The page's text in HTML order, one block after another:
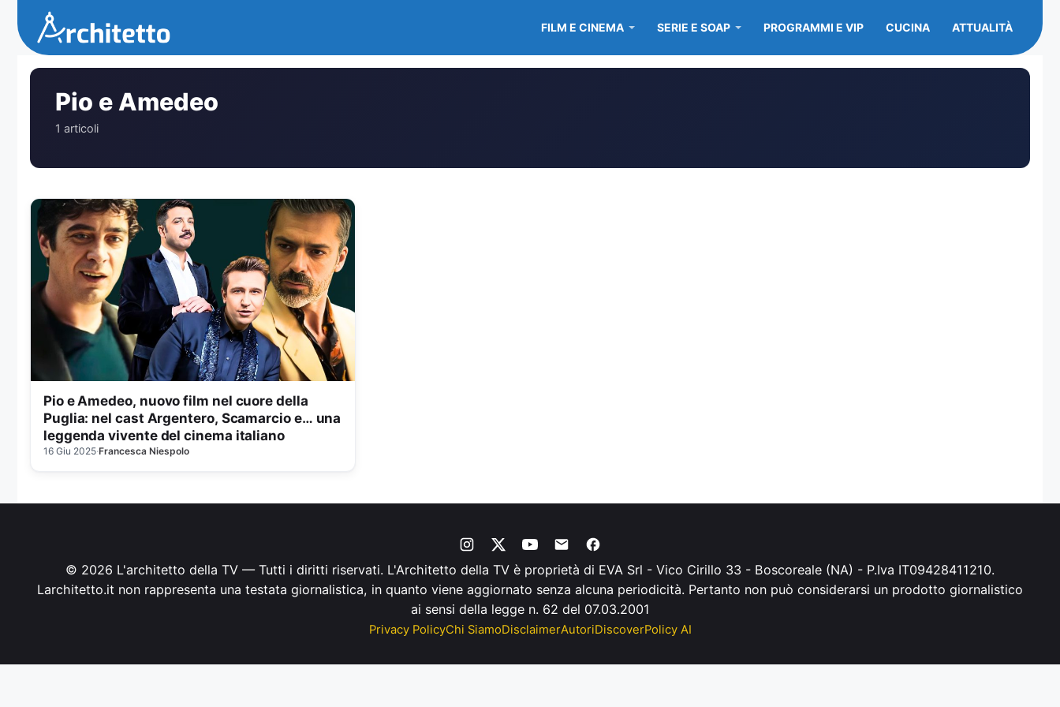
contenuto
FILM E CINEMA SERIE E SOAP PROGRAMMI E VIP CUCINA ATTUALITÀ
Pio e Amedeo
1 articoli
Pio e Amedeo, nuovo film nel cuore della
Puglia: nel cast Argentero, Scamarcio e… una
leggenda vivente del cinema italiano
16 Giu 2025·Francesca Niespolo
© 2026 L'architetto della TV — Tutti i diritti riservati. L'Architetto della TV è proprietà di EVA Srl - Vico Cirillo 33 - Boscoreale (NA) - P.Iva IT09428411210.
Larchitetto.it non rappresenta una testata giornalistica, in quanto viene aggiornato senza alcuna periodicità. Pertanto non può considerarsi un prodotto giornalistico
ai sensi della legge n. 62 del 07.03.2001
Privacy PolicyChi SiamoDisclaimerAutoriDiscoverPolicy AI